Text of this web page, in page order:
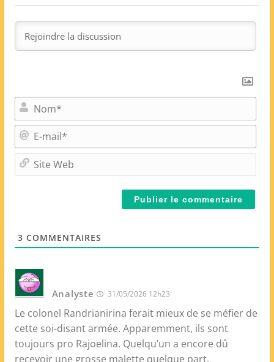
o
m
*
E
-
m
i
3 COMMENTAIRES
Analyste 31/05/2026 12h23
Le colonel Randrianirina ferait mieux de se méfier de
cette soi-disant armée. Apparemment, ils sont
toujours pro Rajoelina. Quelqu’un a encore dû
recevoir une grosse malette quelque part.